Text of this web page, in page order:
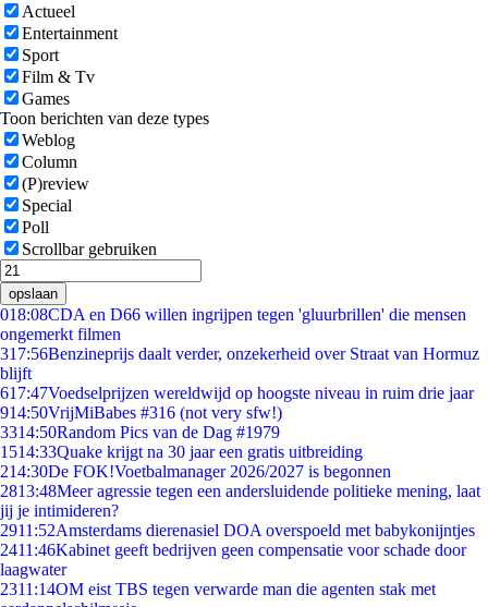
Actueel
Entertainment
Sport
Film & Tv
Games
Toon berichten van deze types
Weblog
Column
(P)review
Special
Poll
Scrollbar gebruiken
opslaan
018:08CDA en D66 willen ingrijpen tegen 'gluurbrillen' die mensen
ongemerkt filmen
317:56Benzineprijs daalt verder, onzekerheid over Straat van Hormuz
blijft
617:47Voedselprijzen wereldwijd op hoogste niveau in ruim drie jaar
914:50VrijMiBabes #316 (not very sfw!)
3314:50Random Pics van de Dag #1979
1514:33Quake krijgt na 30 jaar een gratis uitbreiding
214:30De FOK!Voetbalmanager 2026/2027 is begonnen
2813:48Meer agressie tegen een andersluidende politieke mening, laat
jij je intimideren?
2911:52Amsterdams dierenasiel DOA overspoeld met babykonijntjes
2411:46Kabinet geeft bedrijven geen compensatie voor schade door
laagwater
2311:14OM eist TBS tegen verwarde man die agenten stak met